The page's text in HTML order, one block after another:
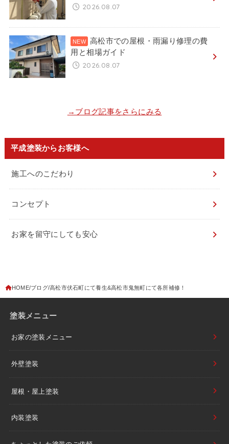
2026.08.07
高松市での屋根・雨漏り修理の費
用と相場ガイド
2026.08.07
→ブログ記事をさらにみる
平成塗装からお客様へ
施工へのこだわり
コンセプト
お家を留守にしても安心
HOME ブログ 高松市伏石町にて養生&高松市鬼無町にて各所補修！
塗装メニュー
お家の塗装メニュー
外壁塗装
屋根・屋上塗装
内装塗装